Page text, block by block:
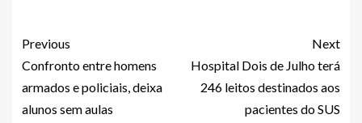
Previous
Confronto entre homens
armados e policiais, deixa
alunos sem aulas
Next
Hospital Dois de Julho terá
246 leitos destinados aos
pacientes do SUS